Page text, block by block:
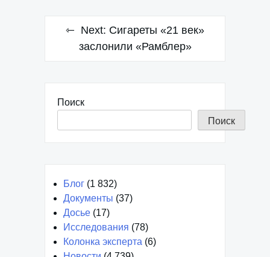
Next: Сигареты «21 век»
заслонили «Рамблер»
Поиск
Поиск
Блог (1 832)
Документы (37)
Досье (17)
Исследования (78)
Колонка эксперта (6)